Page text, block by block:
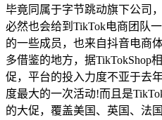
毕竟同属于字节跳动旗下公司
必然也会给到TikTok电商团队
的一些成员，也来自抖音电商
多借鉴的地方，据TikTokShop
促，平台的投入力度不亚于去
度最大的一次活动!而且是
的大促，覆盖美国、英国、法